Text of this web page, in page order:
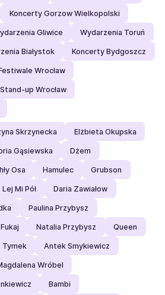
Koncerty Gorzow Wielkopolski
Gliwice Wydarzenia Toruń
Białystok Koncerty Bydgoszcz
Wrocław
Stand-up Wrocław
Skrzynecka Elżbieta Okupska
Gąsiewska Dżem
Osa Hamulec Grubson
Lej Mi Pół Daria Zawiałow
Paulina Przybysz
Fukaj Natalia Przybysz Queen
Tymek Antek Smykiewicz
Wróbel
Bambi